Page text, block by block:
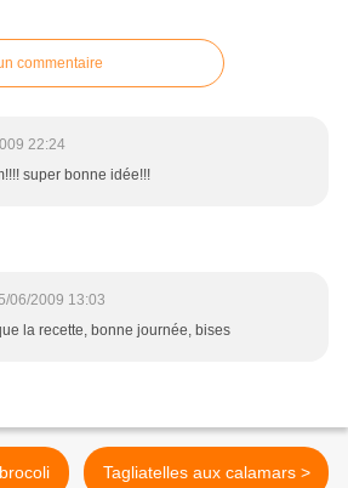
commentaire
22:24
super bonne idée!!!
06/2009 13:03
la recette, bonne journée, bises
Tagliatelles aux calamars >